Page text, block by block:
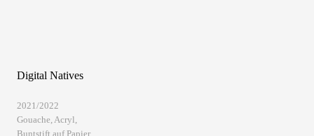
Digital Natives
2021/2022
Gouache, Acryl,
Buntstift auf Papier